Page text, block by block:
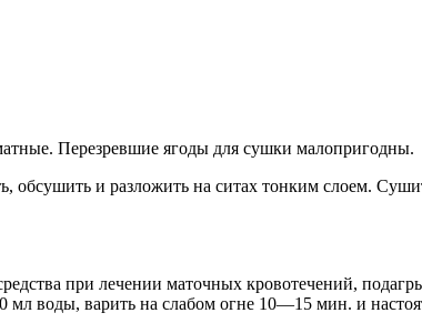
Перезревшие ягоды для сушки малопригодны.
обсушить и разложить на ситах тонким слоем.
при лечении маточных кровотечений,
мл воды, варить на слабом огне 10—15 мин. и